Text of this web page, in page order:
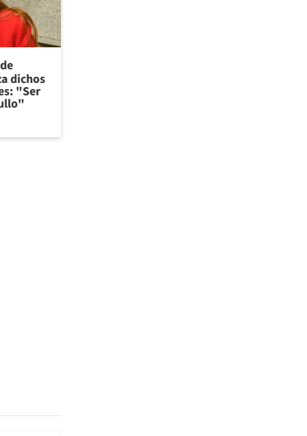
dichos
"Ser